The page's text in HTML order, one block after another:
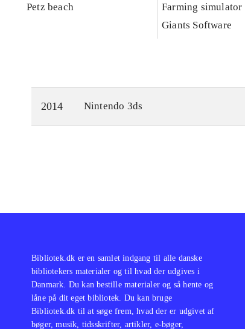
Petz beach
Farming simulator
Giants Software
2014 Nintendo 3ds
Bibliotek.dk er en samlet indgang til alle danske
bibliotekers materialer og til hvad der udgives i
Danmark. Du kan bestille materialer og så hente og
låne på dit eget bibliotek. Du kan bruge
Bibliotek.dk til at søge frem, hvad der er udgivet af
bøger, musik, tidsskrifter, artikler, e-bøger,